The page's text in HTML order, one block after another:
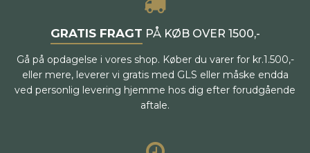
GRATIS FRAGT PÅ KØB OVER 1500,-
Gå på opdagelse i vores shop. Køber du varer for kr.1.500,-
eller mere, leverer vi gratis med GLS eller måske endda
ved personlig levering hjemme hos dig efter forudgående
aftale.